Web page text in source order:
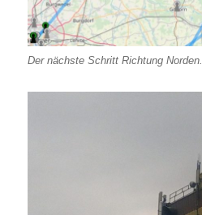
Der nächste Schritt Richtung Norden.